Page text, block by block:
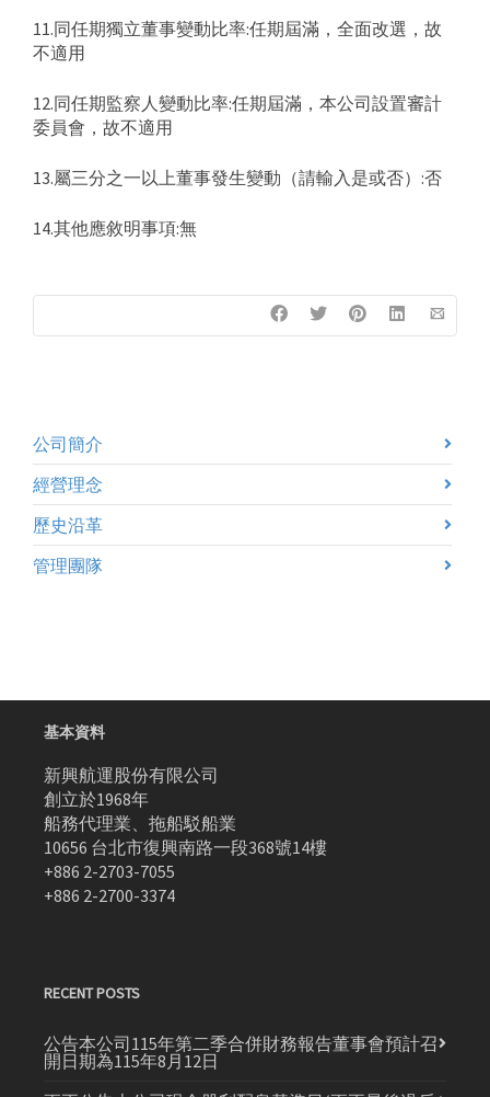
11.同任期獨立董事變動比率:任期屆滿，全面改選，故
不適用
12.同任期監察人變動比率:任期屆滿，本公司設置審計
委員會，故不適用
13.屬三分之一以上董事發生變動（請輸入是或否）:否
14.其他應敘明事項:無
公司簡介
經營理念
歷史沿革
管理團隊
基本資料
新興航運股份有限公司
創立於1968年
船務代理業、拖船駁船業
10656 台北市復興南路一段368號14樓
+886 2-2703-7055
+886 2-2700-3374
RECENT POSTS
公告本公司115年第二季合併財務報告董事會預計召
開日期為115年8月12日